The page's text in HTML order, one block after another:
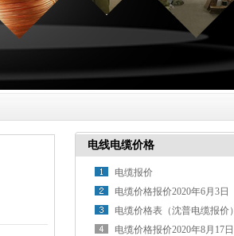
电线电缆价格
电缆报价
电缆价格报价2020年6月3日
电缆价格表（沈普电缆报价）
电缆价格报价2020年8月17日